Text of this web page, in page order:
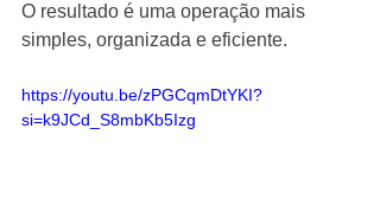
O resultado é uma operação mais
simples, organizada e eficiente.
https://youtu.be/zPGCqmDtYKI?
si=k9JCd_S8mbKb5Izg